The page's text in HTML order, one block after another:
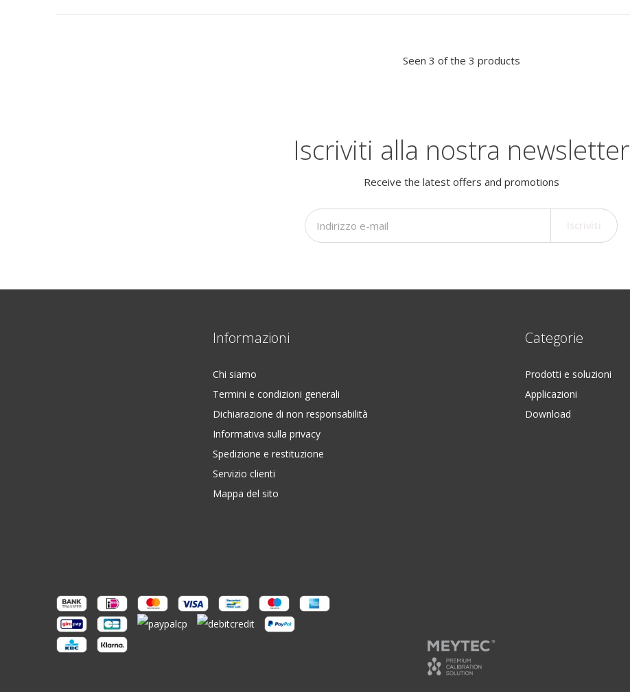
Seen 3 of the 3 products
Iscriviti alla nostra newsletter
Receive the latest offers and promotions
Informazioni
Chi siamo
Termini e condizioni generali
Dichiarazione di non responsabilità
Informativa sulla privacy
Spedizione e restituzione
Servizio clienti
Mappa del sito
Categorie
Prodotti e soluzioni
Applicazioni
Download